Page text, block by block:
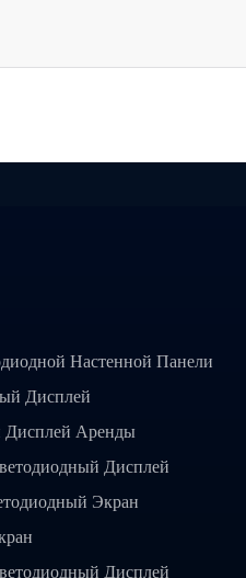
Настенной Панели
Дисплей
Дисплей Аренды
Дисплей
Экран
Дисплей